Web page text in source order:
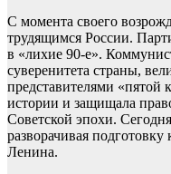
С момента своего
трудящимся России.
в «лихие 90-е».
суверенитета страны,
представителями
истории и защищала
Советской эпохи.
разворачивая
Ленина.